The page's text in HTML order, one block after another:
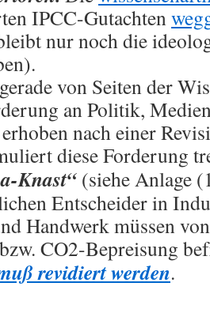
IPCC-Gutachten
nur noch die
von Seiten der
an Politik,
nach einer
diese Forderung
Knast“ (siehe Anlage
Entscheider in
Handwerk müssen
CO2-Bepreisung
revidiert werden.